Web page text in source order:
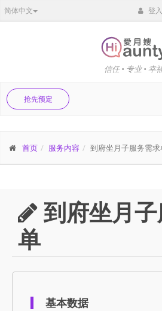
简体中文 登入
信任 • 专业 • 幸
抢先预定
首页 服务内容 到府坐月子服务需求
到府坐月
单
基本数据